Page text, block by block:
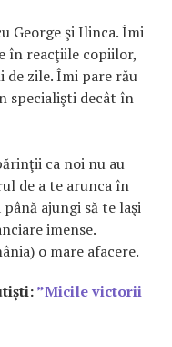
George şi Ilinca. Îmi
în reacţiile copiilor,
zile. Îmi pare rău
specialişti decât în
ca noi nu au
de a te arunca în
ajungi să te laşi
imense.
o mare afacere.
”Micile victorii